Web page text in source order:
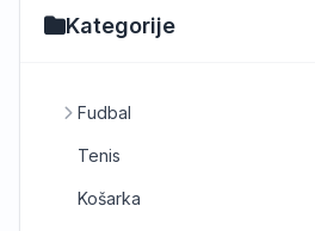
Kategorije
Fudbal
Tenis
Košarka